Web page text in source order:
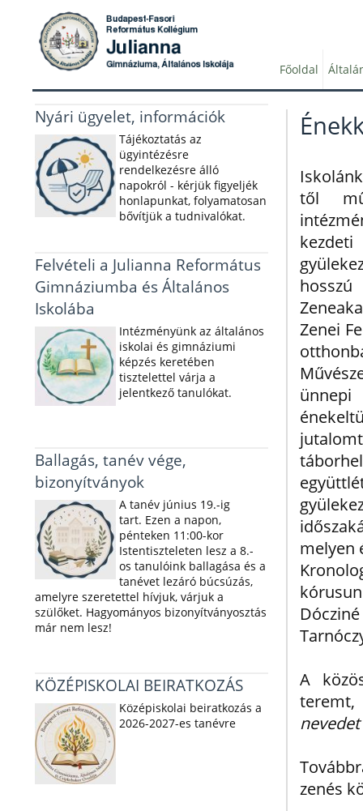
Főoldal
Nyári ügyelet, információk
Tájékoztatás az
ügyintézésre
rendelkezésre álló
napokról - kérjük figyeljék
honlapunkat, folyamatosan
bővítjük a tudnivalókat.
Felvételi a Julianna Református
Gimnáziumba és Általános
Iskolába
Intézményünk az általános
iskolai és gimnáziumi
képzés keretében
tisztelettel várja a
jelentkező tanulókat.
Ballagás, tanév vége,
bizonyítványok
A tanév június 19.-ig
tart. Ezen a napon,
pénteken 11:00-kor
Istentiszteleten lesz a 8.-
os tanulóink ballagása és a
tanévet lezáró búcsúzás,
amelyre szeretettel hívjuk, várjuk a
szülőket. Hagyományos bizonyítványosztás
már nem lesz!
KÖZÉPISKOLAI BEIRATKOZÁS
Középiskolai beiratkozás a
2026-2027-es tanévre
től
Zenei
melyen
A
zenés